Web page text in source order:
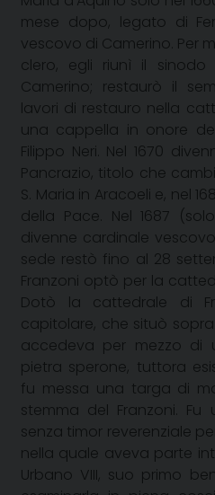
mese dopo, legato di
vescovo di Camerino. Per
clero, egli riunì il sinodo
Camerino; restaurò il
lavori di restauro nella
una cappella in onore
Filippo Neri. Nel 1670
Pancrazio, titolo che
S. Maria in Aracoeli e, nel
della Pace. Nel 1687
divenne cardinale
sede restò fino al 28
Franzoni optò per la
Dotò la cattedrale di
capitolare, che situò
accedeva per mezzo di
pietra sperone, tuttora
fu messa una targa di
stemma del Franzoni.
senza timor reverenziale
nella quale aveva parte
Urbano VIII, suo primo